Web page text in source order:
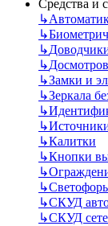
Средства и
↳
↳
↳
↳
↳Замки и
↳Зеркала
↳
↳
↳Калитки
↳Кнопки
↳
↳
↳СКУД
↳СКУД